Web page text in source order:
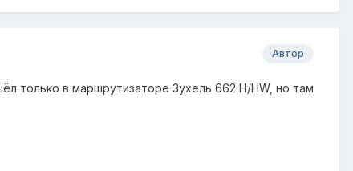
Автор
только в маршрутизаторе Зухель 662 Н/HW, но там